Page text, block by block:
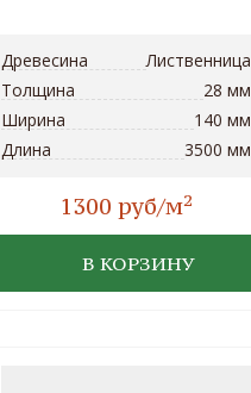
Древесина
Лиственница
Толщина
28 мм
Ширина
140 мм
Длина
3500 мм
1300 руб/м2
В КОРЗИНУ